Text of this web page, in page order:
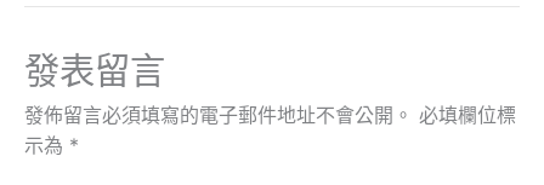
發表留言
發佈留言必須填寫的電子郵件地址不會公開。 必填欄位標
示為 *